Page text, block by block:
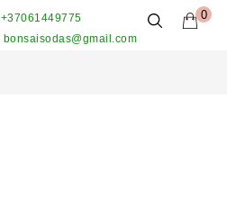
0
+37061449775
bonsaisodas@gmail.com